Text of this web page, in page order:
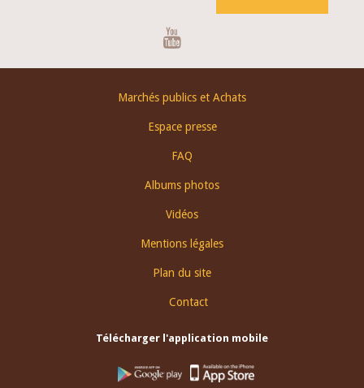
Marchés publics et Achats
Espace presse
FAQ
Albums photos
Vidéos
Mentions légales
Plan du site
Contact
Télécharger l'application mobile